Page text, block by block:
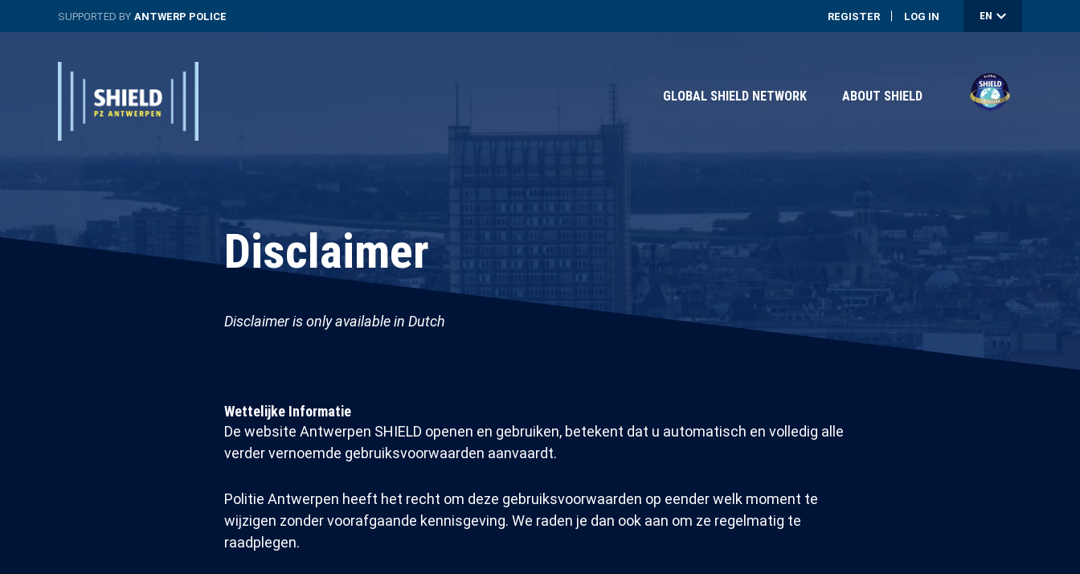
to
SUPPORTED BY ANTWERP POLICE REGISTER LOG IN EN
Extended
System
Main
navigation
GLOBAL SHIELD NETWORK ABOUT SHIELD
Disclaimer
Disclaimer is only available in Dutch
Wettelijke Informatie
De website Antwerpen SHIELD openen en gebruiken, betekent dat u automatisch en volledig alle
verder vernoemde gebruiksvoorwaarden aanvaardt.
Politie Antwerpen heeft het recht om deze gebruiksvoorwaarden op eender welk moment te
wijzigen zonder voorafgaande kennisgeving. We raden je dan ook aan om ze regelmatig te
raadplegen.